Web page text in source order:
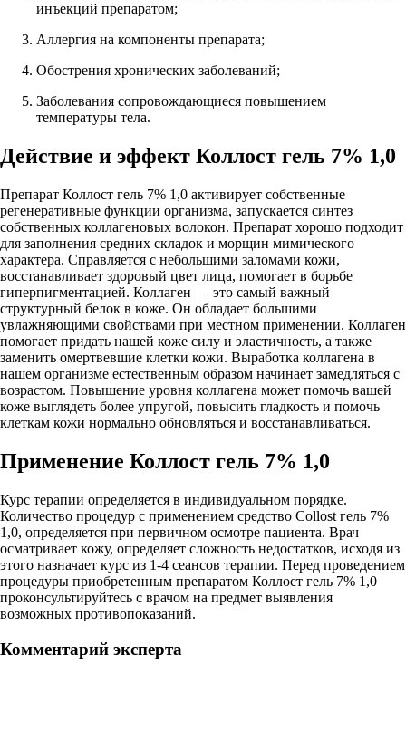
инъекций препаратом;
Аллергия на компоненты препарата;
Обострения хронических заболеваний;
Заболевания сопровождающиеся повышением
температуры тела.
Действие и эффект Коллост гель 7% 1,0
Препарат Коллост гель 7% 1,0 активирует собственные
регенеративные функции организма, запускается синтез
собственных коллагеновых волокон. Препарат хорошо подходит
для заполнения средних складок и морщин мимического
характера. Справляется с небольшими заломами кожи,
восстанавливает здоровый цвет лица, помогает в борьбе
гиперпигментацией. Коллаген — это самый важный
структурный белок в коже. Он обладает большими
увлажняющими свойствами при местном применении. Коллаген
помогает придать нашей коже силу и эластичность, а также
заменить омертвевшие клетки кожи. Выработка коллагена в
нашем организме естественным образом начинает замедляться с
возрастом. Повышение уровня коллагена может помочь вашей
коже выглядеть более упругой, повысить гладкость и помочь
клеткам кожи нормально обновляться и восстанавливаться.
Применение Коллост гель 7% 1,0
Курс терапии определяется в индивидуальном порядке.
Количество процедур с применением средство Collost гель 7%
1,0, определяется при первичном осмотре пациента. Врач
осматривает кожу, определяет сложность недостатков, исходя из
этого назначает курс из 1-4 сеансов терапии. Перед проведением
процедуры приобретенным препаратом Коллост гель 7% 1,0
проконсультируйтесь с врачом на предмет выявления
возможных противопоказаний.
Комментарий эксперта